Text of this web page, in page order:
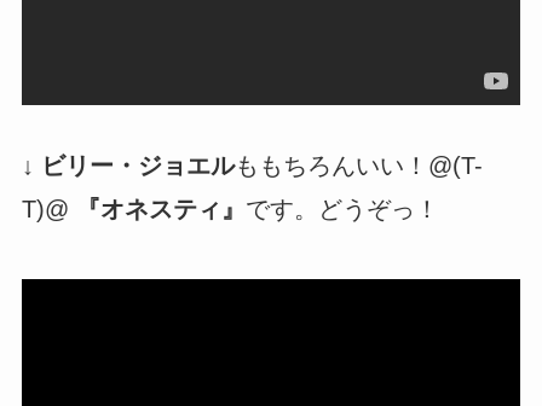
↓ ビリー・ジョエルももちろんいい！@(T-
T)@
『オネスティ』 です。どうぞっ！